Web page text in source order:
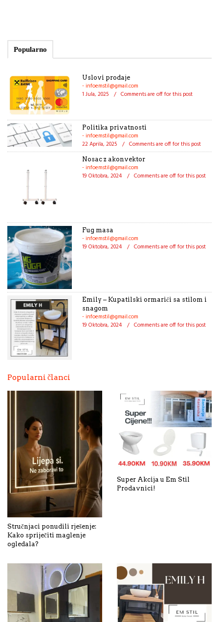
Popularno
Uslovi prodaje
- infoemstil@gmail.com
1 Jula, 2025
/ Comments are off for this post
Politika privatnosti
- infoemstil@gmail.com
22 Aprila, 2025
/ Comments are off for this post
Nosac z akonvektor
- infoemstil@gmail.com
19 Oktobra, 2024
/ Comments are off for this post
Fug masa
- infoemstil@gmail.com
19 Oktobra, 2024
/ Comments are off for this post
Emily – Kupatilski ormarići sa stilom i
snagom
- infoemstil@gmail.com
19 Oktobra, 2024
/ Comments are off for this post
Popularni članci
Stručnjaci ponudili rješenje:
Kako spriječiti maglenje
ogledala?
Super Akcija u Em Stil
Prodavnici!